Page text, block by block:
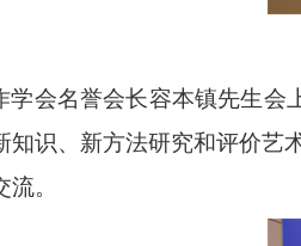
学会名誉会长容本镇先生会
知识、新方法研究和评价艺
。